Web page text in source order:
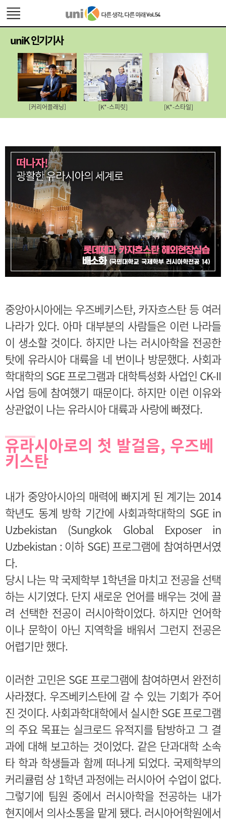
uniK 인기기사
[커리어플래닝] [K*-스피릿] [K*-스타일]
중앙아시아에는 우즈베키스탄, 카자흐스탄 등 여러
나라가 있다. 아마 대부분의 사람들은 이런 나라들
이 생소할 것이다. 하지만 나는 러시아학을 전공한
탓에 유라시아 대륙을 네 번이나 방문했다. 사회과
학대학의 SGE 프로그램과 대학특성화 사업인 CK-II
사업 등에 참여했기 때문이다. 하지만 이런 이유와
상관없이 나는 유라시아 대륙과 사랑에 빠졌다.
유라시아로의 첫 발걸음, 우즈베
키스탄
내가 중앙아시아의 매력에 빠지게 된 계기는 2014
학년도 동계 방학 기간에 사회과학대학의 SGE in
Uzbekistan (Sungkok Global Exposer in
Uzbekistan : 이하 SGE) 프로그램에 참여하면서였
다.
당시 나는 막 국제학부 1학년을 마치고 전공을 선택
하는 시기였다. 단지 새로운 언어를 배우는 것에 끌
려 선택한 전공이 러시아학이었다. 하지만 언어학
이나 문학이 아닌 지역학을 배워서 그런지 전공은
어렵기만 했다.
이러한 고민은 SGE 프로그램에 참여하면서 완전히
사라졌다. 우즈베키스탄에 갈 수 있는 기회가 주어
진 것이다. 사회과학대학에서 실시한 SGE 프로그램
의 주요 목표는 실크로드 유적지를 탐방하고 그 결
과에 대해 보고하는 것이었다. 같은 단과대학 소속
타 학과 학생들과 함께 떠나게 되었다. 국제학부의
커리큘럼 상 1학년 과정에는 러시아어 수업이 없다.
그렇기에 팀원 중에서 러시아학을 전공하는 내가
현지에서 의사소통을 맡게 됐다. 러시아어학원에서